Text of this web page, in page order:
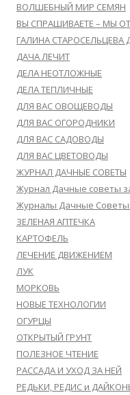
ВОЛШЕБНЫЙ МИР СЕМЯН
ВЫ СПРАШИВАЕТЕ – МЫ
ГАЛИНА СТАРОСЕЛЬЦЕВА
ДАЧА ЛЕЧИТ
ДЕЛА НЕОТЛОЖНЫЕ
ДЕЛА ТЕПЛИЧНЫЕ
ДЛЯ ВАС ОВОЩЕВОДЫ
ДЛЯ ВАС ОГОРОДНИКИ
ДЛЯ ВАС САДОВОДЫ
ДЛЯ ВАС ЦВЕТОВОДЫ
ЖУРНАЛ ДАЧНЫЕ СОВЕТЫ
Журнал Дачные советы
Журналы Дачные Советы
ЗЕЛЕНАЯ АПТЕЧКА
КАРТОФЕЛЬ
ЛЕЧЕНИЕ ДВИЖЕНИЕМ
ЛУК
МОРКОВЬ
НОВЫЕ ТЕХНОЛОГИИ
ОГУРЦЫ
ОТКРЫТЫЙ ГРУНТ
ПОЛЕЗНОЕ ЧТЕНИЕ
РАССАДА И УХОД ЗА НЕЙ
РЕДЬКИ, РЕДИС и